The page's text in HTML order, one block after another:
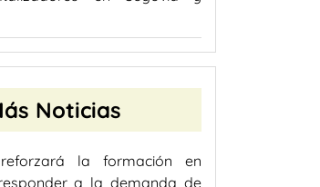
Noticias
la formación en
a la demanda de